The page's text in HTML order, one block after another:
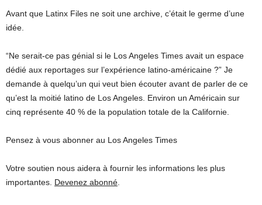
Avant que Latinx Files ne soit une archive, c’était le germe d’une
idée.
“Ne serait-ce pas génial si le Los Angeles Times avait un espace
dédié aux reportages sur l’expérience latino-américaine ?” Je
demande à quelqu’un qui veut bien écouter avant de parler de ce
qu’est la moitié latino de Los Angeles. Environ un Américain sur
cinq représente 40 % de la population totale de la Californie.
Pensez à vous abonner au Los Angeles Times
Votre soutien nous aidera à fournir les informations les plus
importantes. Devenez abonné